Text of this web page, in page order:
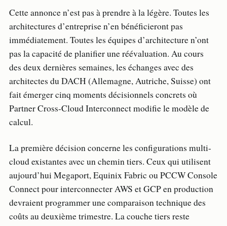
Cette annonce n’est pas à prendre à la légère. Toutes les
architectures d’entreprise n’en bénéficieront pas
immédiatement. Toutes les équipes d’architecture n’ont
pas la capacité de planifier une réévaluation. Au cours
des deux dernières semaines, les échanges avec des
architectes du DACH (Allemagne, Autriche, Suisse) ont
fait émerger cinq moments décisionnels concrets où
Partner Cross-Cloud Interconnect modifie le modèle de
calcul.
La première décision concerne les configurations multi-
cloud existantes avec un chemin tiers. Ceux qui utilisent
aujourd’hui Megaport, Equinix Fabric ou PCCW Console
Connect pour interconnecter AWS et GCP en production
devraient programmer une comparaison technique des
coûts au deuxième trimestre. La couche tiers reste